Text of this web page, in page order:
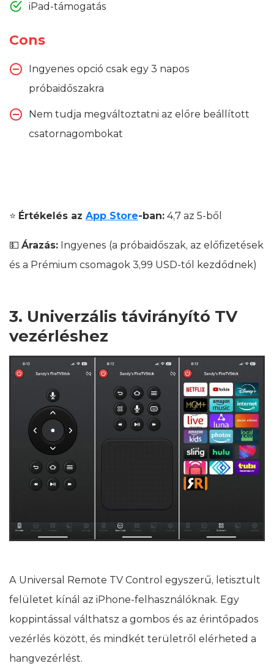
iPad-támogatás
Cons
Ingyenes opció csak egy 3 napos
próbaidőszakra
Nem tudja megváltoztatni az előre beállított
csatornagombokat
⭐ Értékelés az App Store-ban: 4,7 az 5-ből
💵 Árazás: Ingyenes (a próbaidőszak, az előfizetések
és a Prémium csomagok 3,99 USD-tól kezdődnek)
3. Univerzális távirányító TV
vezérléshez
A Universal Remote TV Control egyszerű, letisztult
felületet kínál az iPhone-felhasználóknak. Egy
koppintással válthatsz a gombos és az érintőpados
vezérlés között, és mindkét területről elérheted a
hangvezérlést.